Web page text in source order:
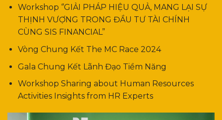
Workshop ‘’GIẢI PHÁP HIỆU QUẢ, MANG LẠI SỰ
THỊNH VƯỢNG TRONG ĐẦU TƯ TÀI CHÍNH
CÙNG SIS FINANCIAL”
Vòng Chung Kết The MC Race 2024
Gala Chung Kết Lãnh Đạo Tiềm Năng
Workshop Sharing about Human Resources
Activities Insights from HR Experts